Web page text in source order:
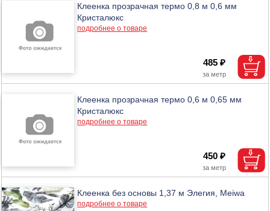
Клеенка прозрачная термо 0,8 м 0,6 мм
Кристалюкс
подробнее о товаре
485 ₽
Клеенка прозрачная термо 0,6 м 0,65 мм
Кристалюкс
подробнее о товаре
450 ₽
Клеенка без основы 1,37 м Элегия, Meiwa
подробнее о товаре